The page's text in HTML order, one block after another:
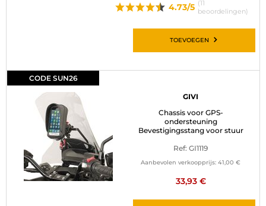
4.73/5 (11
beoordelingen)
TOEVOEGEN
CODE SUN26
GIVI
Chassis voor GPS-
ondersteuning
Bevestigingsstang voor stuur
Ref: GI1119
Aanbevolen verkoopprijs: 41,00 €
33,93 €